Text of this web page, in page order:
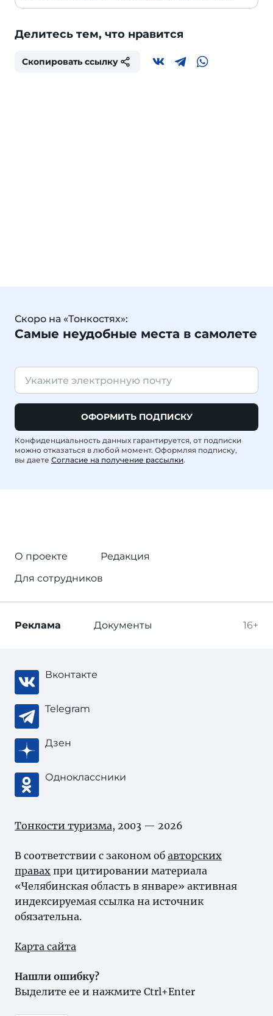
Делитесь тем, что нравится
Скопировать ссылку
Скоро на «Тонкостях»:
Самые неудобные места в самолете
ОФОРМИТЬ ПОДПИСКУ
Конфиденциальность данных гарантируется, от подписки
можно отказаться в любой момент. Оформляя подписку,
вы даете Согласие на получение рассылки.
О проекте
Редакция
Для сотрудников
16+
Реклама Документы
Вконтакте
Telegram
Дзен
Одноклассники
Тонкости туризма, 2003 — 2026
В соответствии с законом об авторских
правах при цитировании материала
«Челябинская область в январе» активная
индексируемая ссылка на источник
обязательна.
Карта сайта
Нашли ошибку?
Выделите ее и нажмите Ctrl+Enter